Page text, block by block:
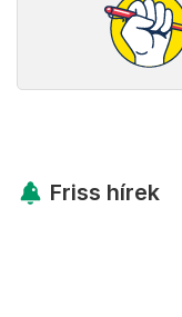
Friss hírek